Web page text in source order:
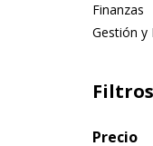
Finanzas
Gestión y
Filtros
Precio